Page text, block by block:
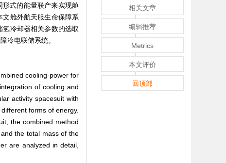
式的能量联产来实现舱
文舱外航天服生命保障系
冷却器相关参数的选取
冷电联储系统。
cooling-power for
of cooling and
activity spacesuit with
forms of energy.
the combined method
the total mass of the
are analyzed in detail,
相关文章
编辑推荐
Metrics
本文评价
回顶部